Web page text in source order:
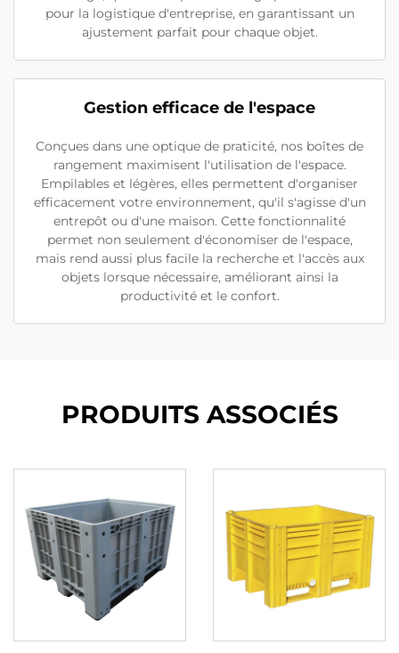
pour la logistique d'entreprise, en garantissant un
ajustement parfait pour chaque objet.
Gestion efficace de l'espace
Conçues dans une optique de praticité, nos boîtes de
rangement maximisent l'utilisation de l'espace.
Empilables et légères, elles permettent d'organiser
efficacement votre environnement, qu'il s'agisse d'un
entrepôt ou d'une maison. Cette fonctionnalité
permet non seulement d'économiser de l'espace,
mais rend aussi plus facile la recherche et l'accès aux
objets lorsque nécessaire, améliorant ainsi la
productivité et le confort.
PRODUITS ASSOCIÉS